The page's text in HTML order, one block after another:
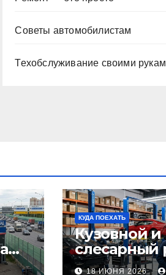
Советы автомобилистам
Техобслуживание своими
КУДА ПОЕХАТЬ
Кузовной и
слесарный
18 ИЮНЯ 2026